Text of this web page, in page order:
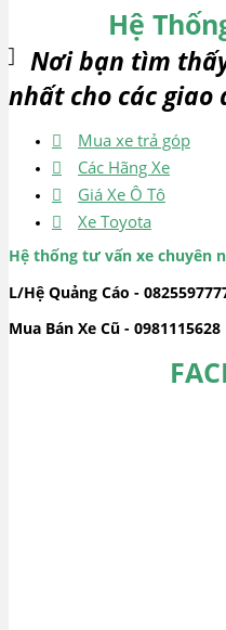
Hệ
Nơi bạn tìm
nhất cho các giao
Mua xe trả góp
Các Hãng Xe
Giá Xe Ô Tô
Xe Toyota
Hệ thống tư vấn xe chuyên
L/Hệ Quảng Cáo -
Mua Bán Xe Cũ - 0981115628